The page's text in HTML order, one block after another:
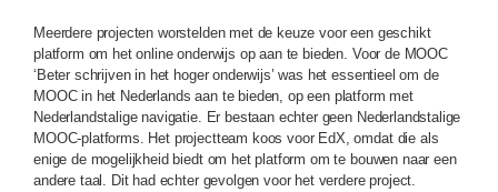
Meerdere projecten worstelden met de keuze voor een geschikt
platform om het online onderwijs op aan te bieden. Voor de MOOC
‘Beter schrijven in het hoger onderwijs’ was het essentieel om de
MOOC in het Nederlands aan te bieden, op een platform met
Nederlandstalige navigatie. Er bestaan echter geen Nederlandstalige
MOOC-platforms. Het projectteam koos voor EdX, omdat die als
enige de mogelijkheid biedt om het platform om te bouwen naar een
andere taal. Dit had echter gevolgen voor het verdere project.